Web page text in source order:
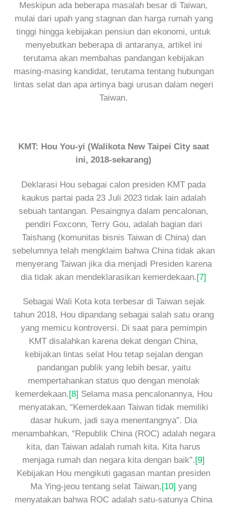
Meskipun ada beberapa masalah besar di Taiwan,
mulai dari upah yang stagnan dan harga rumah yang
tinggi hingga kebijakan pensiun dan ekonomi, untuk
menyebutkan beberapa di antaranya, artikel ini
terutama akan membahas pandangan kebijakan
masing-masing kandidat, terutama tentang hubungan
lintas selat dan apa artinya bagi urusan dalam negeri
Taiwan.
KMT: Hou You-yi (Walikota New Taipei City saat
ini, 2018-sekarang)
Deklarasi Hou sebagai calon presiden KMT pada
kaukus partai pada 23 Juli 2023 tidak lain adalah
sebuah tantangan. Pesaingnya dalam pencalonan,
pendiri Foxconn, Terry Gou, adalah bagian dari
Taishang (komunitas bisnis Taiwan di China) dan
sebelumnya telah mengklaim bahwa China tidak akan
menyerang Taiwan jika dia menjadi Presiden karena
dia tidak akan mendeklarasikan kemerdekaan.[7]
Sebagai Wali Kota kota terbesar di Taiwan sejak
tahun 2018, Hou dipandang sebagai salah satu orang
yang memicu kontroversi. Di saat para pemimpin
KMT disalahkan karena dekat dengan China,
kebijakan lintas selat Hou tetap sejalan dengan
pandangan publik yang lebih besar, yaitu
mempertahankan status quo dengan menolak
kemerdekaan.[8] Selama masa pencalonannya, Hou
menyatakan, “Kemerdekaan Taiwan tidak memiliki
dasar hukum, jadi saya menentangnya”. Dia
menambahkan, “Republik China (ROC) adalah negara
kita, dan Taiwan adalah rumah kita. Kita harus
menjaga rumah dan negara kita dengan baik”.[9]
Kebijakan Hou mengikuti gagasan mantan presiden
Ma Ying-jeou tentang selat Taiwan,[10] yang
menyatakan bahwa ROC adalah satu-satunya China